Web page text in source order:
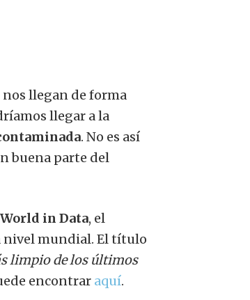
llegan de forma
llegar a la
. No es así
buena parte del
in Data, el
nivel mundial. El título
limpio de los últimos
encontrar aquí.